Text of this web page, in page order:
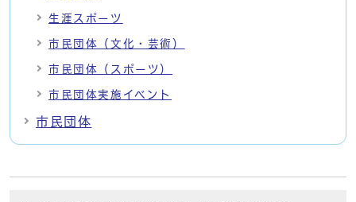
生涯スポーツ
市民団体（文化・芸術）
市民団体（スポーツ）
市民団体実施イベント
市民団体